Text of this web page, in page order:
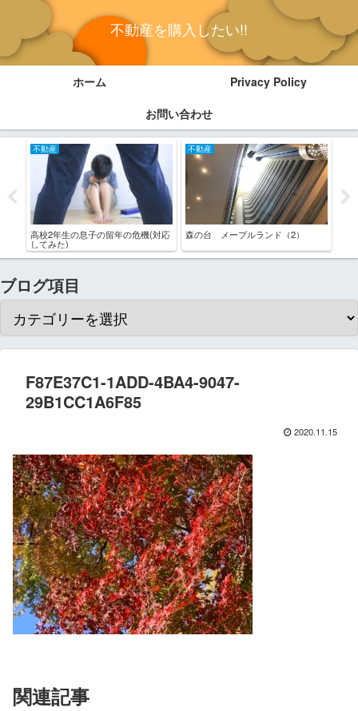
不動産を購入したい!!
ホーム
Privacy Policy
お問い合わせ
不動産
高校2年生の息子の留年の危機(対応
してみた)
不動産
森の台 メープルランド（2）
ブログ項目
F87E37C1-1ADD-4BA4-9047-
29B1CC1A6F85
2020.11.15
関連記事